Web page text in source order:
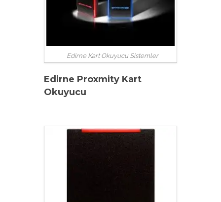
Edirne Kart Okuyucu Sistemler
Edirne Proxmity Kart
Okuyucu